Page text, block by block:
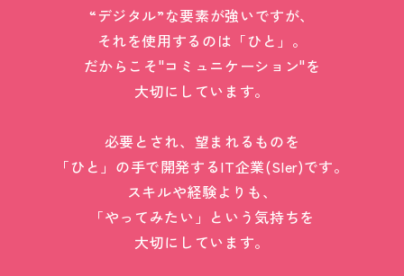
“デジタル”な要素が強いですが、
それを使用するのは「ひと」。
だからこそ"コミュニケーション"を
大切にしています。
必要とされ、望まれるものを
「ひと」の手で開発するIT企業(SIer)です。
スキルや経験よりも、
「やってみたい」という気持ちを
大切にしています。